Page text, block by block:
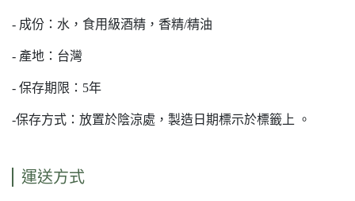
- 成份：水，食用級酒精，香精/精油
- 產地：台灣
- 保存期限：5年
-保存方式：放置於陰涼處，製造日期標示於標籤上 。
運送方式